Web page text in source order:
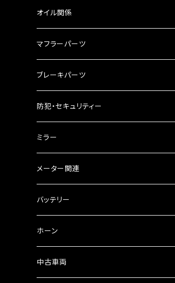
リアBOX
ハードケース
タンクキャップ
タンクシール
ケミカル
オイル関係
4スト用エンジンオイル
2スト用エンジンオイル
ギアオイル
オイルクーラー
ラジエーター
フォークオイル
マフラーパーツ
マフラーガード
バンテージタイプ
スリップオン
サイレンサー
ブレーキパーツ
ブレーキシュー
ブレーキパット
ブレーキオイル
その他
防犯・セキュリティー
ミラー
ミラー本体
ミラーアダプター
ミラーその他
メーター関連
スピードメーター
タコメーター
セット
バッテリー
バッテリー充電器
ホーン
中古車両